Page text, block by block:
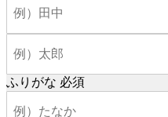
ふりがな 必須